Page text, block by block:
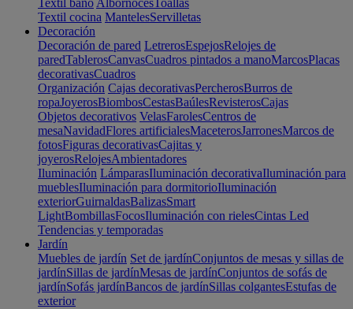
Textil baño AlbornocesToallas
Textil cocina MantelesServilletas
Decoración
Decoración de pared LetrerosEspejosRelojes de
paredTablerosCanvasCuadros pintados a manoMarcosPlacas
decorativasCuadros
Organización Cajas decorativasPercherosBurros de
ropaJoyerosBiombosCestasBaúlesRevisterosCajas
Objetos decorativos VelasFarolesCentros de
mesaNavidadFlores artificialesMaceterosJarronesMarcos de
fotosFiguras decorativasCajitas y
joyerosRelojesAmbientadores
Iluminación LámparasIluminación decorativaIluminación para
mueblesIluminación para dormitorioIluminación
exteriorGuirnaldasBalizasSmart
LightBombillasFocosIluminación con rielesCintas Led
Tendencias y temporadas
Jardín
Muebles de jardín Set de jardínConjuntos de mesas y sillas de
jardínSillas de jardínMesas de jardínConjuntos de sofás de
jardínSofás jardínBancos de jardínSillas colgantesEstufas de
exterior